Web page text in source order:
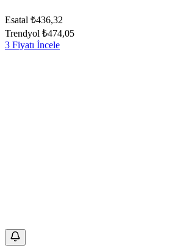
Esatal ₺436,32
Trendyol ₺474,05
3 Fiyatı İncele